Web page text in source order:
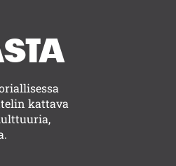
kattava